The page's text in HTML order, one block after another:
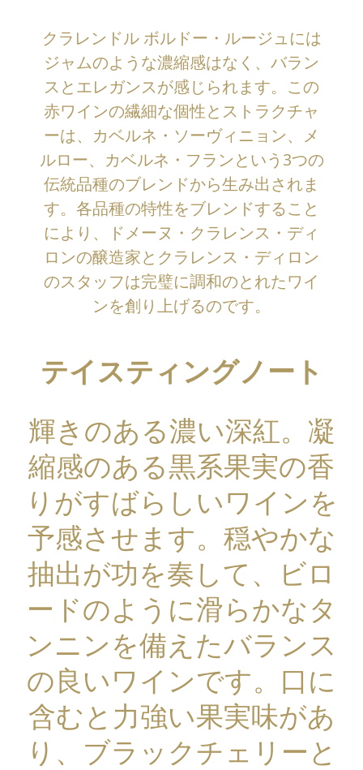
クラレンドル ボルドー・ルージュには
ジャムのような濃縮感はなく、バラン
スとエレガンスが感じられます。この
赤ワインの繊細な個性とストラクチャ
ーは、カベルネ・ソーヴィニョン、メ
ルロー、カベルネ・フランという3つの
伝統品種のブレンドから生み出されま
す。各品種の特性をブレンドすること
により、ドメーヌ・クラレンス・ディ
ロンの醸造家とクラレンス・ディロン
のスタッフは完璧に調和のとれたワイ
ンを創り上げるのです。
テイスティングノート
輝きのある濃い深紅。凝
縮感のある黒系果実の香
りがすばらしいワインを
予感させます。穏やかな
抽出が功を奏して、ビロ
ードのように滑らかなタ
ンニンを備えたバランス
の良いワインです。口に
含むと力強い果実味があ
り、ブラックチェリーと